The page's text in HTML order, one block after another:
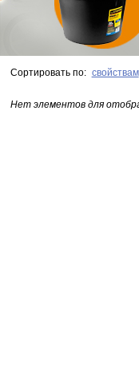
Сортировать по: свойствам
Нет элементов для